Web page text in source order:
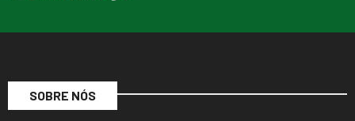
SOBRE NÓS